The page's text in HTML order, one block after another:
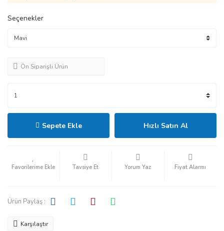
Seçenekler
Ön Siparişli Ürün
Sepete Ekle Hızlı Satın Al
Tavsiye Et Yorum Yaz Fiyat Alarmı
Ürün Paylaş :
Karşılaştır